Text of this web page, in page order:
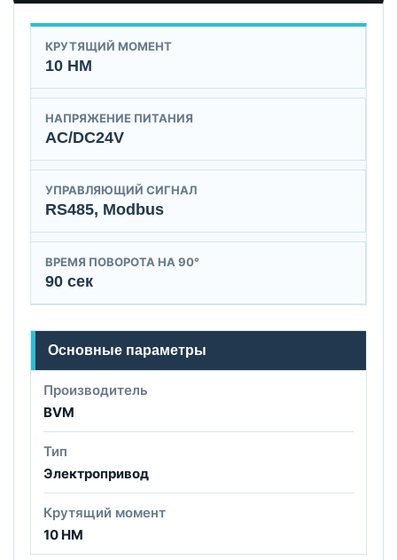
КРУТЯЩИЙ МОМЕНТ
10 НМ
НАПРЯЖЕНИЕ ПИТАНИЯ
AC/DC24V
УПРАВЛЯЮЩИЙ СИГНАЛ
RS485, Modbus
ВРЕМЯ ПОВОРОТА НА 90°
90 сек
Основные параметры
Производитель
BVM
Тип
Электропривод
Крутящий момент
10 НМ